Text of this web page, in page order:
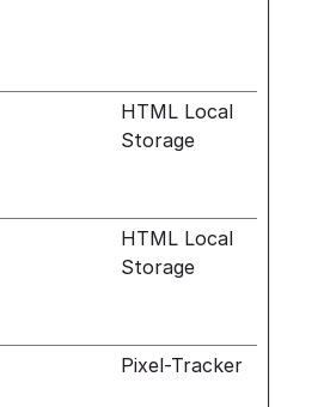
HTML Local
Storage
HTML Local
Storage
Pixel-Tracker